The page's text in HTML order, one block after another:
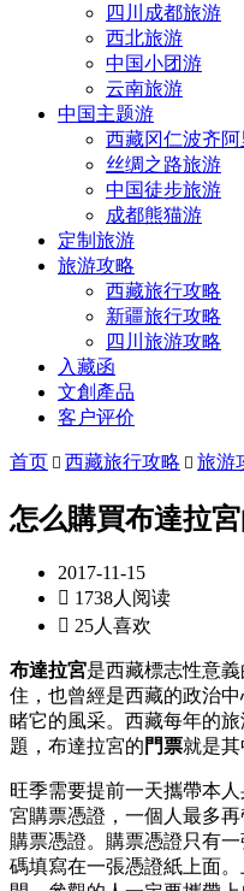
四川成都旅游
西北旅游
中国小团游
云南旅游
中国主题游
西藏冈仁波齐
丝绸之路旅游
中国徒步旅游
成都熊猫游
定制旅游
旅游攻略
西藏旅行攻略
新疆旅行攻略
四川旅游攻略
入藏函
文創產品
客户评价
首页  西藏旅行攻略  旅游
怎么購買布達拉
2017-11-15
 1738人阅读
 25人喜欢
布達拉宮是西藏標志性意
住，也曾經是西藏的政治
睹它的風采。西藏每年的
題，布達拉宮的 門票就是其
旺季需要提前一天攜帶本
宮購票憑證，一個人最多
購票憑證。購票憑證只有
碼填寫在一張憑證紙上面